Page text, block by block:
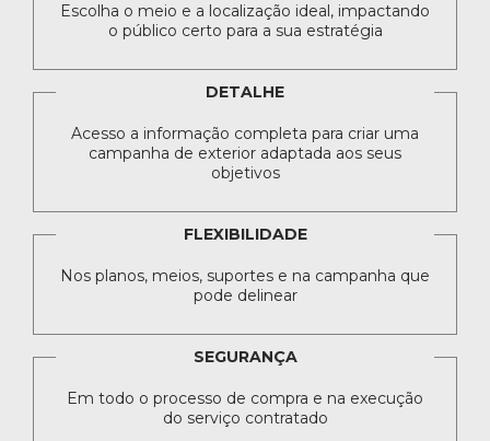
Escolha o meio e a localização ideal, impactando
o público certo para a sua estratégia
DETALHE
Acesso a informação completa para criar uma
campanha de exterior adaptada aos seus
objetivos
FLEXIBILIDADE
Nos planos, meios, suportes e na campanha que
pode delinear
SEGURANÇA
Em todo o processo de compra e na execução
do serviço contratado